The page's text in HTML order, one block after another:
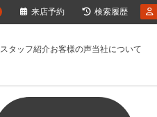
スタッフ紹介お客様の声当社について
来店予約 検索履歴